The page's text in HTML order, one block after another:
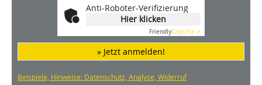
Anti-Roboter-Verifizierung
Hier klicken
FriendlyCaptcha ⇗
» Jetzt anmelden!
Beispiele, Hinweise: Datenschutz, Analyse, Widerruf